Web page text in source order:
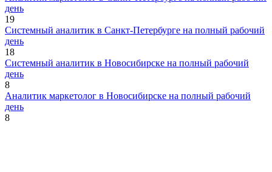
день
19
Системный аналитик в Санкт-Петербурге на полный рабочий
день
18
Системный аналитик в Новосибирске на полный рабочий
день
8
Аналитик маркетолог в Новосибирске на полный рабочий
день
8